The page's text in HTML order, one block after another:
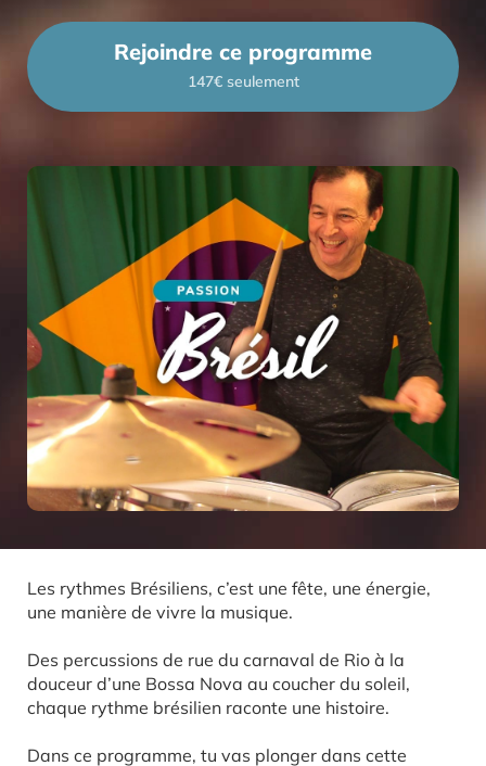
Rejoindre ce programme
147€ seulement
Les rythmes Brésiliens, c’est une fête, une énergie,
une manière de vivre la musique.
Des percussions de rue du carnaval de Rio à la
douceur d’une Bossa Nova au coucher du soleil,
chaque rythme brésilien raconte une histoire.
Dans ce programme, tu vas plonger dans cette